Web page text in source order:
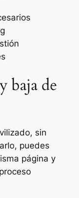
baja de
sin
puedes
página y